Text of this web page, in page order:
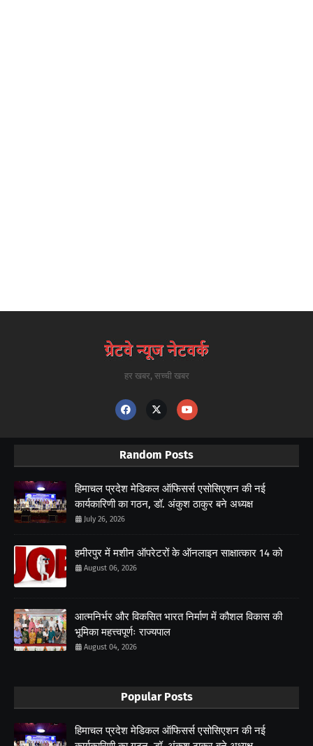
हर खबर, सच्ची खबर
Random Posts
हिमाचल प्रदेश मेडिकल ऑफिसर्स एसोसिएशन की नई
कार्यकारिणी का गठन, डॉ. अंकुश ठाकुर बने अध्यक्ष
July 26, 2026
हमीरपुर में मशीन ऑपरेटरों के ऑनलाइन साक्षात्कार 14 को
August 06, 2026
आत्मनिर्भर और विकसित भारत निर्माण में कौशल विकास की
भूमिका महत्त्वपूर्णः राज्यपाल
August 04, 2026
Popular Posts
हिमाचल प्रदेश मेडिकल ऑफिसर्स एसोसिएशन की नई